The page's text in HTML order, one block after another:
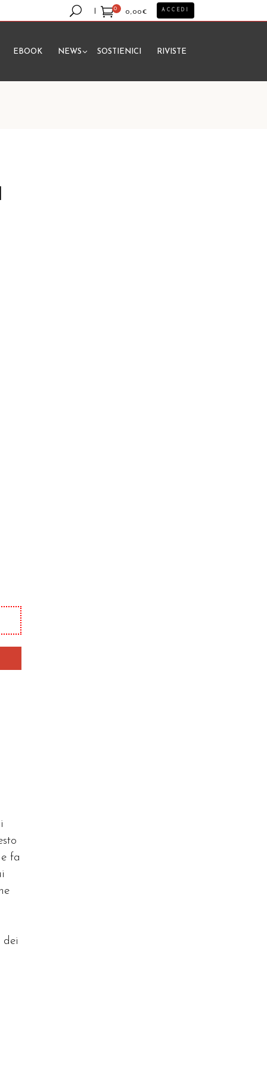
0
0,00€
prodotto nel carrello.
ACCEDI
EBOOK NEWS SOSTIENICI RIVISTE
fa
dei